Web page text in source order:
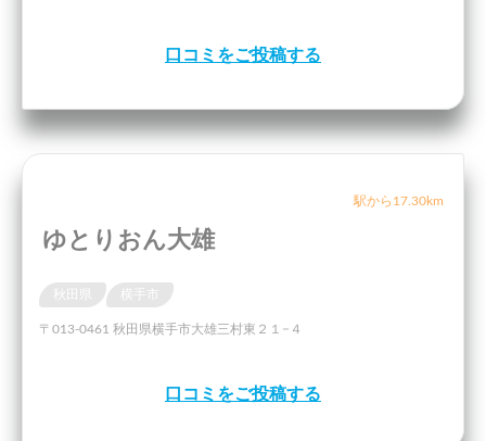
口コミをご投稿する
駅から17.30km
ゆとりおん大雄
〒013-0461 秋田県横手市大雄三村東２１−４
口コミをご投稿する